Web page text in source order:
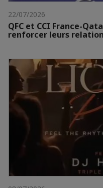
22/07/2026
QFC et CCI France-
renforcer leurs